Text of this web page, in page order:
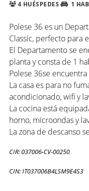
4 HUÉSPEDES 1
Polese 36 es un
Classic, perfecto para
El Departamento se
planta y consta de 1
Polese 36se
La casa es para no
acondicionado, wifi y
La cocina está
horno, microondas y
La zona de descanso se
CIR: 037006-CV-00250
CIN: IT037006B4LSM9E4S3